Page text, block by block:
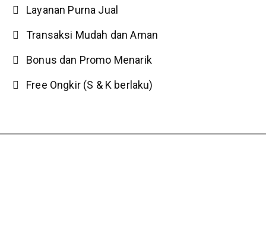
Layanan Purna Jual
Transaksi Mudah dan Aman
Bonus dan Promo Menarik
Free Ongkir (S & K berlaku)